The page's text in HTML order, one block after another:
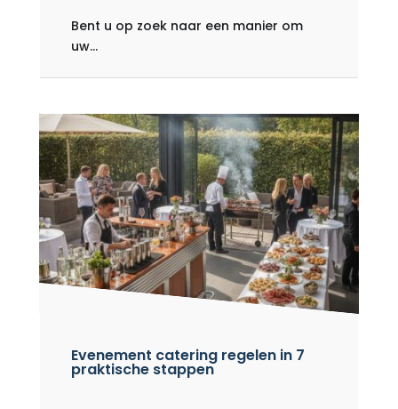
Bent u op zoek naar een manier om
uw...
Evenement catering regelen in 7
praktische stappen